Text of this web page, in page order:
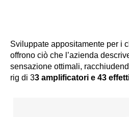
Sviluppate appositamente per i
offrono ciò che l’azienda
sensazione ottimali,
rig di 33 amplificatori e 43